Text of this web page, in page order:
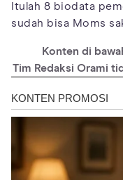
Itulah 8 biodata
sudah bisa Moms
Konten di
Tim Redaksi Orami